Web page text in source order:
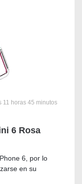
11 horas 45 minutos
6 Rosa
6, por lo
en su